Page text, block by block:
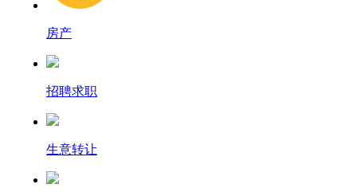
房产
招聘求职
生意转让